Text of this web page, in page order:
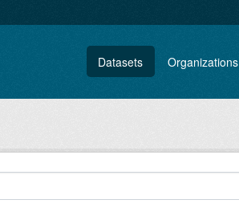
Datasets Organizations